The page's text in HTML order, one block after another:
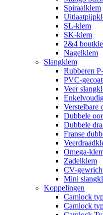
Spiraalklem
SL-klem
SK-klem
2&4
Nagelklem
Slangklem
Rubberen
PVC-
Veer
Verstelbare
Dubbele
Dubbele
Franse
Omega-
Zadelklem
CV-
Mini
Koppelingen
Camlock
Camlock